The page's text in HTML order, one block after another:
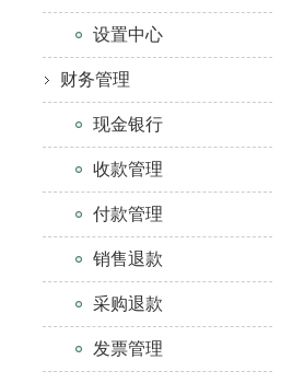
设置中心
财务管理
现金银行
收款管理
付款管理
销售退款
采购退款
发票管理